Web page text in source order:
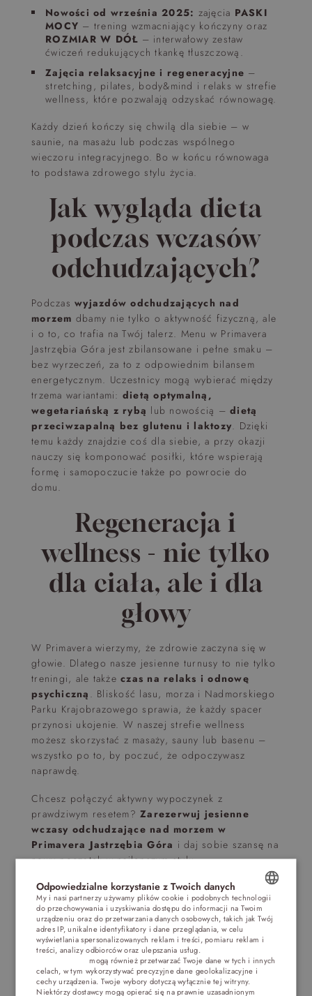
Nowości od września 2025: zajęcia PASKI
MOCY – trening wzmacniający kończyny oraz
ROZMIAR W DÓŁ – interwałowy zestaw
ćwiczeń redukujących tkankę tłuszczową.
Zajęcia relaksacyjne i regeneracyjne –
stretching, pilates, body&mind i relaks w strefie
wellness, które pozwalają odzyskać równowagę.
Każdy dzień kończy się chwilą dla siebie – w
saunie, na masażu lub podczas wspólnego
wieczoru integracyjnego. Bo w końcu równowaga
to podstawa zdrowego stylu życia.
Jak wygląda dieta
podczas wczasów
odchudzających?
Podczas wyjazdów odchudzających nad
morzem dbamy nie tylko o aktywność fizyczną, ale
i o to, co trafia na Twój talerz. Menu w Primavera
Jastrzębia Góra jest zbilansowane i pełne smaku –
bez wyrzeczeń, za to z odpowiednim bilansem
energetycznym. Uczestnicy mogą wybierać między
trzema wariantami: dietą optymalną,
wegetariańską z rybą lub nowością – dietą
przeciwzapalną bez glutenu i laktozy. Dzięki
temu każdy znajdzie coś dla siebie, a przy okazji
nauczy się komponować posiłki, które wspierają
formę i samopoczucie także po powrocie do
domu.
Regeneracja i
wellness - nie tylko
dla ciała, ale i dla
głowy
W Primavera wierzymy, że zdrowie zaczyna się w
głowie. Dlatego nasze jesienne turnusy to nie tylko
treningi, ale także czas na relaks i odnowę
psychiczną . Bliskość lasu, morza i Nadmorskiego
Parku Krajobrazowego sprawia, że każdy spacer
przynosi ukojenie. W naszej strefie wellness
możesz skorzystać z masaży, sauny lub basenu –
wszystko po to, by poczuć, że odpoczywasz
naprawdę.
Chcesz połączyć aktywny wypoczynek z
prawdziwym resetem? Zarezerwuj jesienne
wczasy odchudzające nad morzem w
Primavera Jastrzębia Góra i daj sobie szansę na
nowy początek w najlepszym stylu.
Szybkie
podsumowanie -
wyjazdy zdrowotne
nad morze
POLISH
ENGLISH
GERMAN
CZECH
Odpowiedzialne korzystanie z Twoich danych
My i nasi partnerzy używamy plików cookie i podobnych technologii
do przechowywania i uzyskiwania dostępu do informacji na Twoim
urządzeniu oraz do przetwarzania danych osobowych, takich jak Twój
adres IP, unikalne identyfikatory i dane przeglądania, w celu
wyświetlania spersonalizowanych reklam i treści, pomiaru reklam i
treści, analizy odbiorców oraz ulepszania usług.
mogą również przetwarzać Twoje dane w tych i innych
celach, w tym wykorzystywać precyzyjne dane geolokalizacyjne i
cechy urządzenia. Twoje wybory dotyczą wyłącznie tej witryny.
Niektórzy dostawcy mogą opierać się na prawnie uzasadnionym